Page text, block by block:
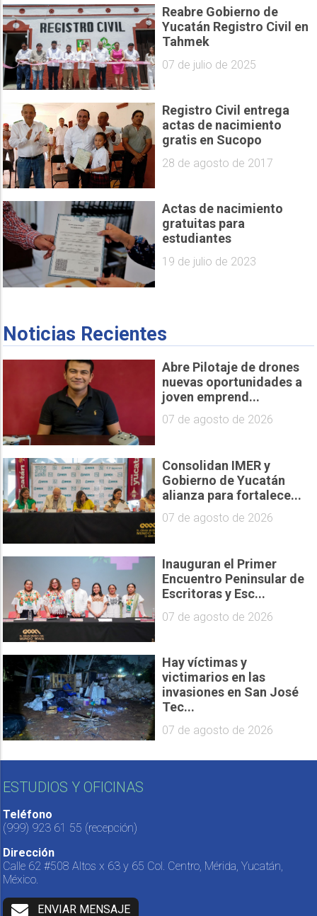
Reabre Gobierno de
Yucatán Registro Civil en
Tahmek
07 de julio de 2025
Registro Civil entrega
actas de nacimiento
gratis en Sucopo
28 de agosto de 2017
Actas de nacimiento
gratuitas para
estudiantes
19 de julio de 2023
Noticias Recientes
Abre Pilotaje de drones
nuevas oportunidades a
joven emprend...
07 de agosto de 2026
Consolidan IMER y
Gobierno de Yucatán
alianza para fortalece...
07 de agosto de 2026
Inauguran el Primer
Encuentro Peninsular de
Escritoras y Esc...
07 de agosto de 2026
Hay víctimas y
victimarios en las
invasiones en San José
Tec...
07 de agosto de 2026
ESTUDIOS Y OFICINAS
Teléfono
(999) 923 61 55 (recepción)
Dirección
Calle 62 #508 Altos x 63 y 65 Col. Centro, Mérida, Yucatán,
México.
ENVIAR MENSAJE